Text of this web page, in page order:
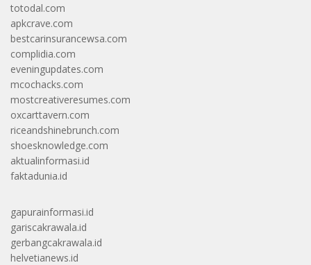
totodal.com
apkcrave.com
bestcarinsurancewsa.com
complidia.com
eveningupdates.com
mcochacks.com
mostcreativeresumes.com
oxcarttavern.com
riceandshinebrunch.com
shoesknowledge.com
aktualinformasi.id
faktadunia.id
gapurainformasi.id
gariscakrawala.id
gerbangcakrawala.id
helvetianews.id